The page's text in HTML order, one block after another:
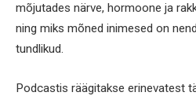
mõjutades närve, hormoone ja
ning miks mõned inimesed on
tundlikud.
Podcastis räägitakse erinevatest